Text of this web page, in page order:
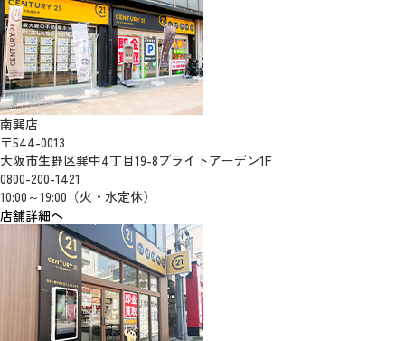
南巽店
〒544-0013
大阪市生野区巽中4丁目19-8ブライトアーデン1F
0800-200-1421
10:00～19:00（火・水定休）
店舗詳細へ